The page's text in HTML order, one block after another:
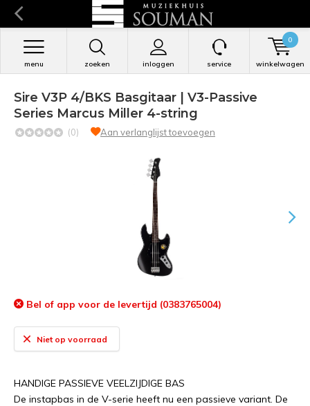
zoeken inloggen
menu service winkelwagen
0
Sire V3P 4/BKS Basgitaar | V3-Passive
Series Marcus Miller 4-string
(0) Aan verlanglijst toevoegen
Bel of app voor de levertijd (0383765004)
Niet op voorraad
HANDIGE PASSIEVE VEELZIJDIGE BAS
De instapbas in de V-serie heeft nu een passieve variant. De